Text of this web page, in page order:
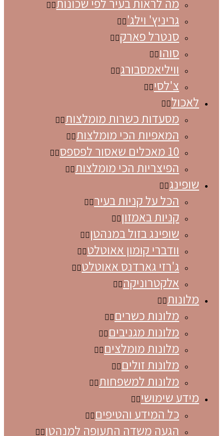
גריניץ' וילג'
סנטרל פארק
סוהו
וויליאמסבורג
צ'לסי
לאכול
מסעדות כשרות מומלצות
המאפיות הכי מומלצות
10 מאכלים שאסור לפספס
הפיצריות הכי מומלצות
שופינג
הכל על קניות בעיר
קניות באמזון
שופינג בזול במנהטן
וודברי קומון אאוטלט
ג'רזי גארדנס אאוטלט
אלקטרוניקה
מלונות
מלונות כשרים
מלונות מגניבים
מלונות מומלצים
מלונות זולים
מלונות למשפחות
מידע שימושי
כל המידע והטיפים
הגעה משדה התעופה למנהטן